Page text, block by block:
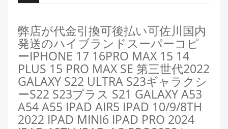
弊店が代金引換可後払い可佐川国内
発送のハイブランドスーパーコピ
ーIPHONE 17 16PRO MAX 15 14
PLUS 15 PRO MAX SE 第三世代2022
GALAXY S22 ULTRA S23ギャラクシ
ーS22 S23プラス S21 GALAXY A53
A54 A55 IPAD AIR5 IPAD 10/9/8TH
2022 IPAD MINI6 IPAD PRO 2024